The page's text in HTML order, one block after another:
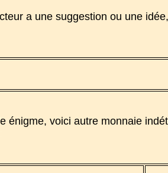
a une suggestion ou une
énigme, voici autre monnaie